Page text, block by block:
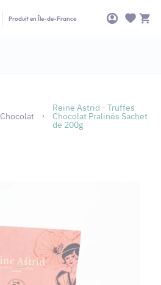
Produit en Île-de-France
Chocolat
Reine Astrid - Truffes
Chocolat Pralinés Sachet
de 200g